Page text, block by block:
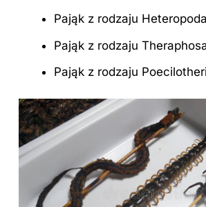
Pająk z rodzaju Heteropoda
Pająk z rodzaju
Pająk z rodzaju